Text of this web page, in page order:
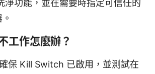
淨功能，並在需要時指定可信任的
工作怎麼辦？
保 Kill Switch 已啟用，並測試在